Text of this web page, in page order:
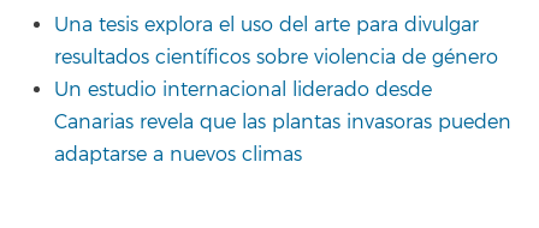
Una tesis explora el uso del arte para divulgar
resultados científicos sobre violencia de género
Un estudio internacional liderado desde
Canarias revela que las plantas invasoras pueden
adaptarse a nuevos climas